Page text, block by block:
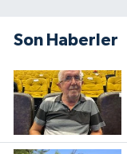
Son Haberler